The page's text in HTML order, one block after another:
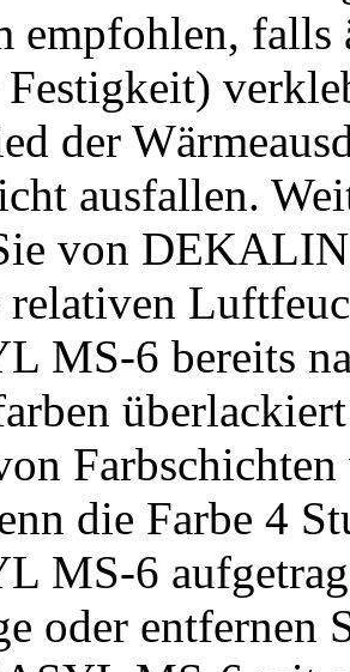
empfohlen,
der
ausfallen.
von
relativen
MS-6 bereits
die Farbe 4
MS-6
oder entfernen